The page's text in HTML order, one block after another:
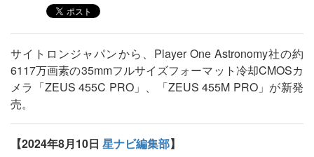
サイトロンジャパンから、Player One Astronomy社の約
6117万画素の35mmフルサイズフォーマット冷却CMOSカ
メラ「ZEUS 455C PRO」、「ZEUS 455M PRO」が新発
売。
【2024年8月10日 星ナビ編集部】